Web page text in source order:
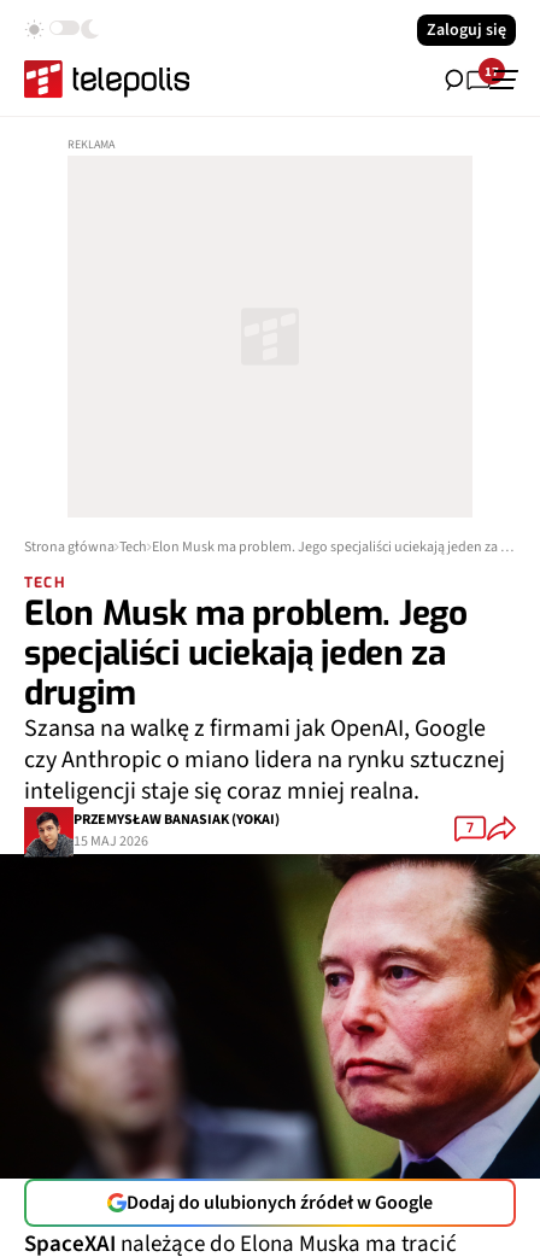
Zaloguj się
17
Strona główna Tech Elon Musk ma problem. Jego specjaliści uciekają jeden za drugim
TECH
Elon Musk ma problem. Jego
specjaliści uciekają jeden za
drugim
Szansa na walkę z firmami jak OpenAI, Google
czy Anthropic o miano lidera na rynku sztucznej
inteligencji staje się coraz mniej realna.
PRZEMYSŁAW BANASIAK (YOKAI)
15 MAJ 2026
7
Dodaj do ulubionych źródeł w Google
SpaceXAI należące do Elona Muska ma tracić